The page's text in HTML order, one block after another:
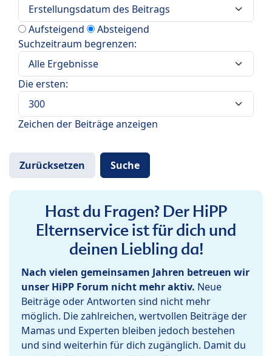
Aufsteigend
Absteigend
Suchzeitraum begrenzen:
Die ersten:
Zeichen der Beiträge anzeigen
Hast du Fragen? Der HiPP
Elternservice ist für dich und
deinen Liebling da!
Nach vielen gemeinsamen Jahren betreuen wir
unser HiPP Forum nicht mehr aktiv. Neue
Beiträge oder Antworten sind nicht mehr
möglich. Die zahlreichen, wertvollen Beiträge der
Mamas und Experten bleiben jedoch bestehen
und sind weiterhin für dich zugänglich. Damit du